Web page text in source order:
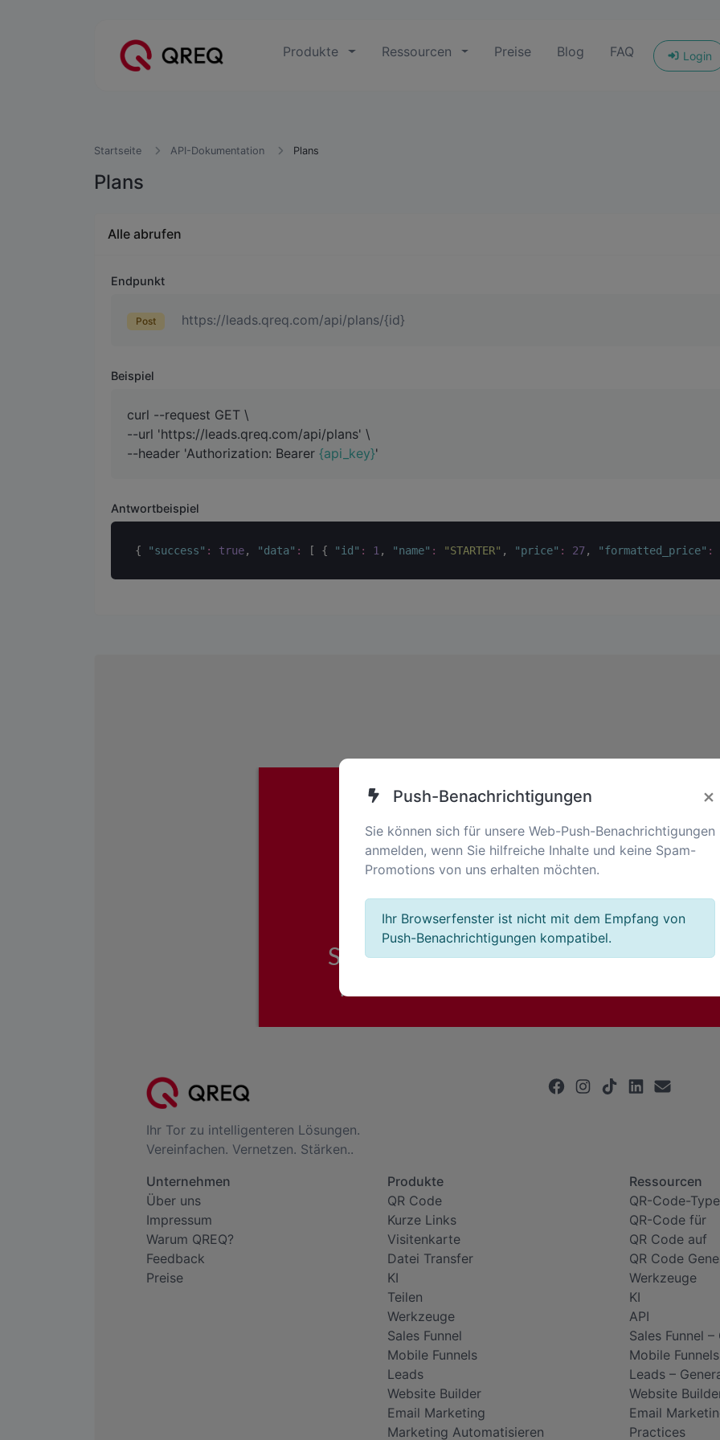
Produkte Ressourcen Preise Blog FAQ Login
Startseite API-Dokumentation Plans
Plans
Alle abrufen
Endpunkt
Post https://leads.qreq.com/api/plans/{id}
Beispiel
curl --request GET \
--url 'https://leads.qreq.com/api/plans' \
--header 'Authorization: Bearer {api_key}'
Antwortbeispiel
{ "success" : true, "data" : [ { "id " : 1, "name" : "STARTER" , "price" : 27, "formatted_price" :
Ihr Tor zu intelligenteren Lösungen.
Vereinfachen. Vernetzen. Stärken..
Unternehmen
Über uns
Impressum
Warum QREQ?
Feedback
Preise
Produkte
QR Code
Kurze Links
Visitenkarte
Datei Transfer
KI
Teilen
Werkzeuge
Sales Funnel
Mobile Funnels
Leads
Website Builder
Email Marketing
Marketing Automatisieren
Ressourcen
QR-Code-
QR-Code für
QR Code auf
QR Code
Werkzeuge
KI
API
Sales Funnel
Mobile
Leads –
Website
Email
Practices
Push-Benachrichtigungen ×
Sie können sich für unsere Web-Push-Benachrichtigungen
anmelden, wenn Sie hilfreiche Inhalte und keine Spam-
Promotions von uns erhalten möchten.
Ihr Browserfenster ist nicht mit dem Empfang von
Push-Benachrichtigungen kompatibel.